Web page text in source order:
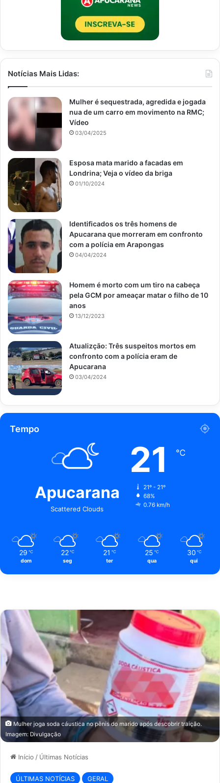
Mulher joga soda cáustica no pênis do marido após descobrir traição.
Imagem: Divulgação
Início / Últimas Notícias
ÚLTIMAS NOTÍCIAS GERAL
Notícias Mais Lidas:
Mulher é sequestrada, agredida e jogada
nua de um carro em movimento na RMC;
Vídeo
03/04/2025
Esposa mata marido a facadas em
Londrina; Veja o vídeo da briga
01/10/2024
Identificados os três homens de
Apucarana que morreram em confronto
com a polícia em Arapongas
04/04/2024
Homem é morto com um tiro na cabeça
pela GCM por ameaçar matar o filho de 10
anos
13/12/2023
Atualizção: Três suspeitos mortos em
confronto com a polícia eram de
Apucarana
03/04/2024
Tempo
Apucarana
Scattered Clouds
21 ℃
21º - 21º
68%
0.76 km/h
29 ℃
dom
22 ℃
seg
21 ℃
ter
25 ℃
qua
30 ℃
qui